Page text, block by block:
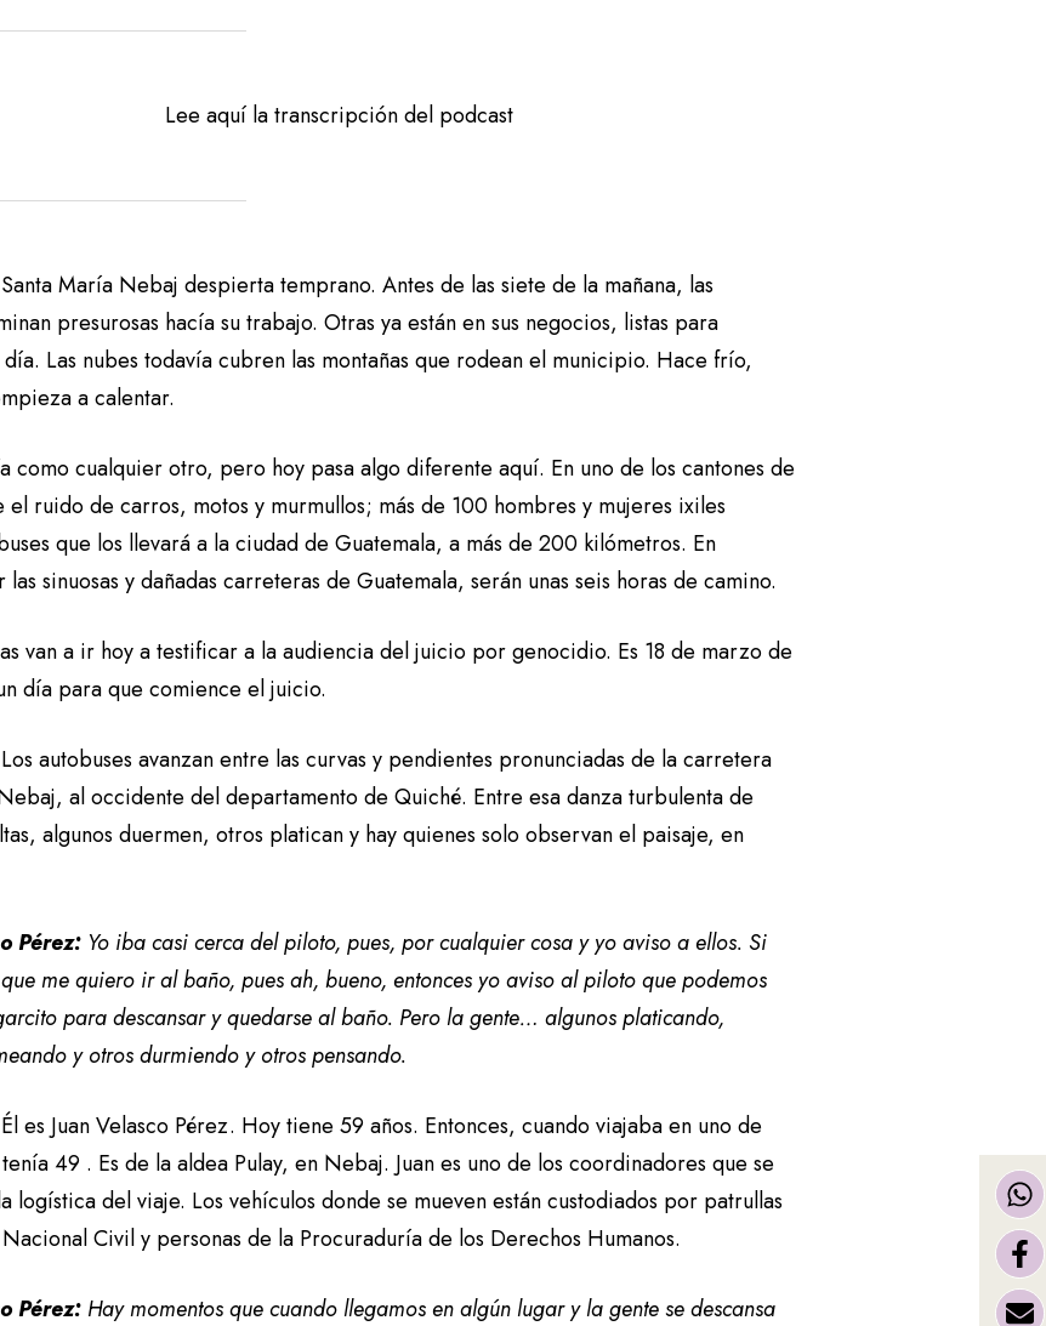
Lee aquí la transcripción del podcast
Santa María Nebaj despierta temprano. Antes de las siete de la mañana, las
presurosas hacía su trabajo. Otras ya están en sus negocios, listas para
Las nubes todavía cubren las montañas que rodean el municipio. Hace frío,
a calentar.
como cualquier otro, pero hoy pasa algo diferente aquí. En uno de los cantones de
ruido de carros, motos y murmullos; más de 100 hombres y mujeres ixiles
que los llevará a la ciudad de Guatemala, a más de 200 kilómetros. En
sinuosas y dañadas carreteras de Guatemala, serán unas seis horas de camino.
van a ir hoy a testificar a la audiencia del juicio por genocidio. Es 18 de marzo de
día para que comience el juicio.
Los autobuses avanzan entre las curvas y pendientes pronunciadas de la carretera
al occidente del departamento de Quiché. Entre esa danza turbulenta de
algunos duermen, otros platican y hay quienes solo observan el paisaje, en
Pérez: Yo iba casi cerca del piloto, pues, por cualquier cosa y yo aviso a ellos. Si
me quiero ir al baño, pues ah, bueno, entonces yo aviso al piloto que podemos
para descansar y quedarse al baño. Pero la gente… algunos platicando,
y otros durmiendo y otros pensando.
Él es Juan Velasco Pérez. Hoy tiene 59 años. Entonces, cuando viajaba en uno de
49 . Es de la aldea Pulay, en Nebaj. Juan es uno de los coordinadores que se
logística del viaje. Los vehículos donde se mueven están custodiados por patrullas
Civil y personas de la Procuraduría de los Derechos Humanos.
Pérez: Hay momentos que cuando llegamos en algún lugar y la gente se descansa